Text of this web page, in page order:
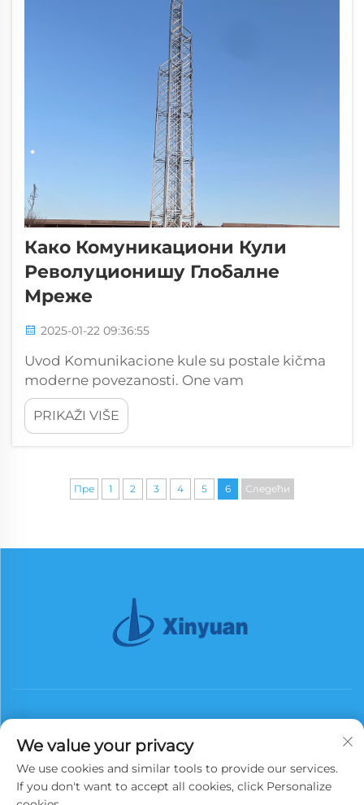
Како Комуникациони Кули
Револуционишу Глобалне
Мреже
2025-01-22 09:36:55
Uvod Komunikacione kule su postale kičma
moderne povezanosti. One vam
omogućavaju da doživite brže internet brzine
i neprekidnu komunikaciju. Ove kule
obezbeđuju pouzdanu prenos signala, čak i u
PRIKAŽI VIŠE
Пре 1 2 3 4 5 6 Следећи
Подпишите се
We value your privacy
We use cookies and similar tools to provide our services.
If you don't want to accept all cookies, click Personalize